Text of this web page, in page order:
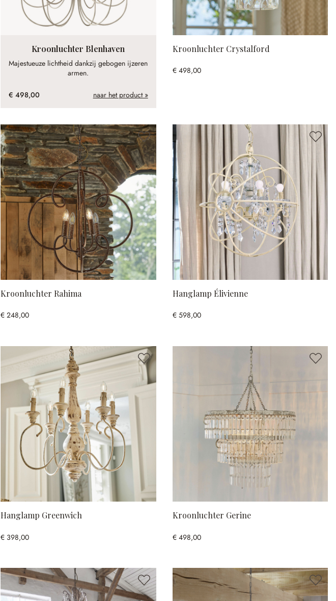
Kroonluchter Blenhaven
Majestueuze lichtheid dankzij gebogen ijzeren
armen.
€ 498,00 naar het product »
Kroonluchter Crystalford
€ 498,00
Kroonluchter Rahima
€ 248,00
Hanglamp Élivienne
€ 598,00
Hanglamp Greenwich
€ 398,00
Kroonluchter Gerine
€ 498,00